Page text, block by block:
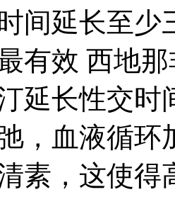
间延长至少
有效 西地
延长性交时
，血液循环
素，这使得